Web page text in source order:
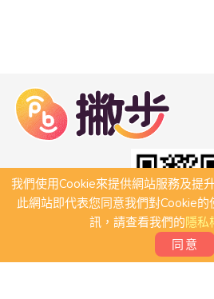
我們使用Cookie來提供網站服務及提
此網站即代表您同意我們對Cookie
訊，請查看我們的隱私
同意